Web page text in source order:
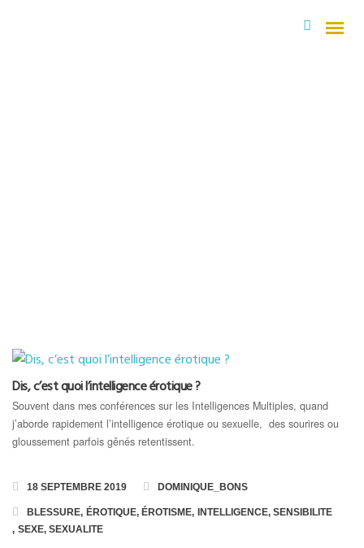
Toutes les Formations
Formation en Ligne « Numérologie Biologique »
Formation en Ligne « Numérologie Nom et Prénoms »
Dis, c’est quoi l’intelligence érotique ?
Souvent dans mes conférences sur les Intelligences Multiples, quand
j’aborde rapidement l’intelligence érotique ou sexuelle, des sourires ou
gloussement parfois gênés retentissent.
18 SEPTEMBRE 2019 DOMINIQUE_BONS
BLESSURE, ÉROTIQUE, ÉROTISME, INTELLIGENCE, SENSIBILITE
, SEXE, SEXUALITE